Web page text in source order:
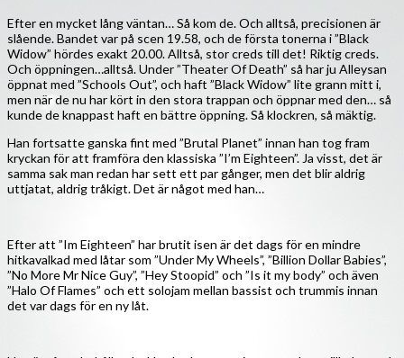
Efter en mycket lång väntan… Så kom de. Och alltså, precisionen är
slående. Bandet var på scen 19.58, och de första tonerna i ”Black
Widow” hördes exakt 20.00. Alltså, stor creds till det! Riktig creds.
Och öppningen…alltså. Under ”Theater Of Death” så har ju Alleysan
öppnat med ”Schools Out”, och haft ”Black Widow” lite grann mitt i,
men när de nu har kört in den stora trappan och öppnar med den… så
kunde de knappast haft en bättre öppning. Så klockren, så mäktig.
Han fortsatte ganska fint med ”Brutal Planet” innan han tog fram
kryckan för att framföra den klassiska ”I’m Eighteen”. Ja visst, det är
samma sak man redan har sett ett par gånger, men det blir aldrig
uttjatat, aldrig tråkigt. Det är något med han…
Efter att ”Im Eighteen” har brutit isen är det dags för en mindre
hitkavalkad med låtar som ”Under My Wheels”, ”Billion Dollar Babies”,
”No More Mr Nice Guy”, ”Hey Stoopid” och ”Is it my body” och även
”Halo Of Flames” och ett solojam mellan bassist och trummis innan
det var dags för en ny låt.